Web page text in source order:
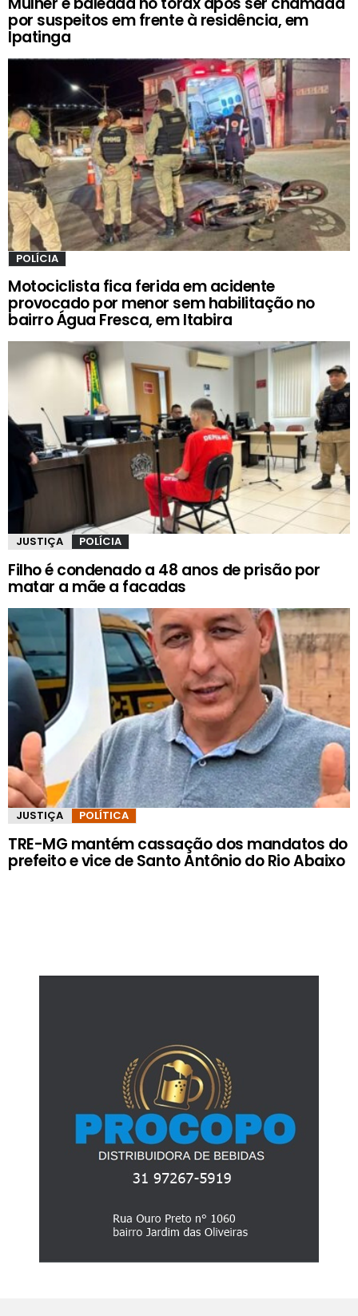
por suspeitos em frente à residência, em
Ipatinga
POLÍCIA
Motociclista fica ferida em acidente
provocado por menor sem habilitação no
bairro Água Fresca, em Itabira
JUSTIÇA POLÍCIA
Filho é condenado a 48 anos de prisão por
matar a mãe a facadas
JUSTIÇA POLÍTICA
TRE-MG mantém cassação dos mandatos do
prefeito e vice de Santo Antônio do Rio Abaixo